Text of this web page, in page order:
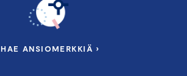
HAE ANSIOMERKKIÄ ›